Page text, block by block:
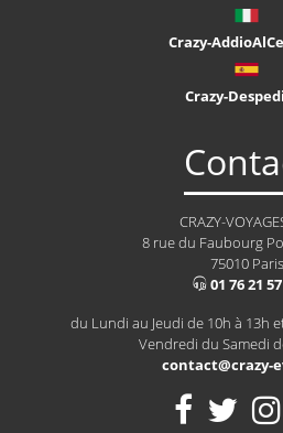
Crazy-
Crazy-
CRAZY-
8 rue du Faubourg
75010 Paris
01 76 21
du Lundi au Jeudi de 10h à 13h
Vendredi du Samedi
contact@crazy-